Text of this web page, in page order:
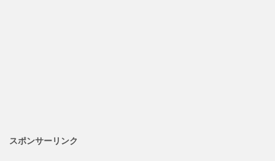
スポンサーリンク